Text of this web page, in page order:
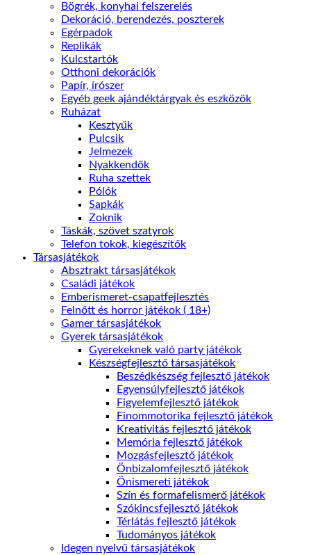
Bögrék, konyhai felszerelés
Dekoráció, berendezés, poszterek
Egérpadok
Replikák
Kulcstartók
Otthoni dekorációk
Papír, írószer
Egyéb geek ajándéktárgyak és eszközök
Ruházat
Kesztyűk
Pulcsik
Jelmezek
Nyakkendők
Ruha szettek
Pólók
Sapkák
Zoknik
Táskák, szövet szatyrok
Telefon tokok, kiegészítők
Társasjátékok
Absztrakt társasjátékok
Családi játékok
Emberismeret-csapatfejlesztés
Felnőtt és horror játékok ( 18+)
Gamer társasjátékok
Gyerek társasjátékok
Gyerekeknek való party játékok
Készségfejlesztő társasjátékok
Beszédkészség fejlesztő játékok
Egyensúlyfejlesztő játékok
Figyelemfejlesztő játékok
Finommotorika fejlesztő játékok
Kreativitás fejlesztő játékok
Memória fejlesztő játékok
Mozgásfejlesztő játékok
Önbizalomfejlesztő játékok
Önismereti játékok
Szín és formafelismerő játékok
Szókincsfejlesztő játékok
Térlátás fejlesztő játékok
Tudományos játékok
Idegen nyelvű társasjátékok